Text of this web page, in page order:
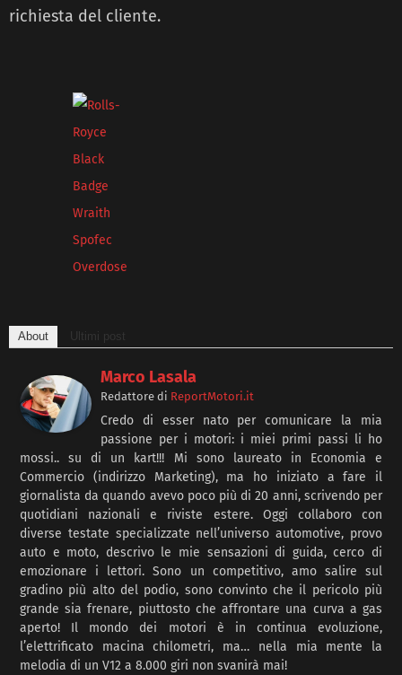
richiesta del cliente.
About Ultimi post
Marco Lasala
Redattore di ReportMotori.it
Credo di esser nato per comunicare la mia
passione per i motori: i miei primi passi li ho
mossi.. su di un kart!!! Mi sono laureato in Economia e
Commercio (indirizzo Marketing), ma ho iniziato a fare il
giornalista da quando avevo poco più di 20 anni, scrivendo per
quotidiani nazionali e riviste estere. Oggi collaboro con
diverse testate specializzate nell’universo automotive, provo
auto e moto, descrivo le mie sensazioni di guida, cerco di
emozionare i lettori. Sono un competitivo, amo salire sul
gradino più alto del podio, sono convinto che il pericolo più
grande sia frenare, piuttosto che affrontare una curva a gas
aperto! Il mondo dei motori è in continua evoluzione,
l’elettrificato macina chilometri, ma… nella mia mente la
melodia di un V12 a 8.000 giri non svanirà mai!